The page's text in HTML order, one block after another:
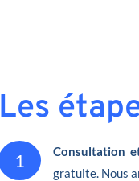
Les
1 Consultation
gratuite. Nous